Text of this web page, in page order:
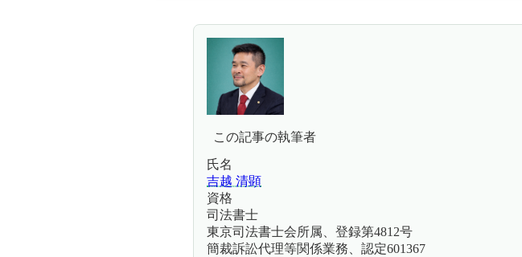
この記事の執筆者
氏名
吉越 清顕
資格
司法書士
東京司法書士会所属、登録第4812号
簡裁訴訟代理等関係業務、認定601367